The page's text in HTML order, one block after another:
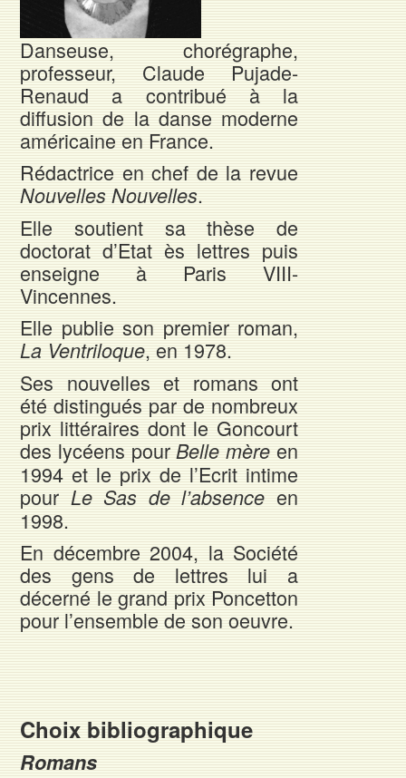
Danseuse, chorégraphe,
professeur, Claude Pujade-
Renaud a contribué à la
diffusion de la danse moderne
américaine en France.
Rédactrice en chef de la revue
Nouvelles Nouvelles.
Elle soutient sa thèse de
doctorat d’Etat ès lettres puis
enseigne à Paris VIII-
Vincennes.
Elle publie son premier roman,
La Ventriloque, en 1978.
Ses nouvelles et romans ont
été distingués par de nombreux
prix littéraires dont le Goncourt
des lycéens pourBelle mère en
1994 et le prix de l’Ecrit intime
pour Le Sas de l’absence en
1998.
En décembre 2004, la Société
des gens de lettres lui a
décerné le grand prix Poncetton
pour l’ensemble de son oeuvre.
Choix bibliographique
Romans